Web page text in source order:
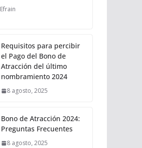
Efrain
Requisitos para percibir
el Pago del Bono de
Atracción del último
nombramiento 2024
8 agosto, 2025
Bono de Atracción 2024:
Preguntas Frecuentes
8 agosto, 2025